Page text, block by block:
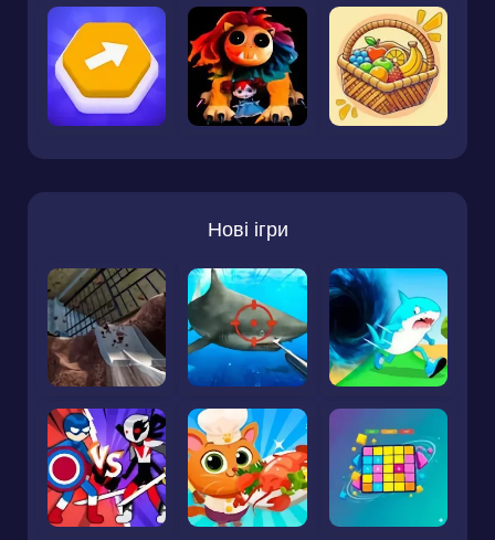
Нові ігри